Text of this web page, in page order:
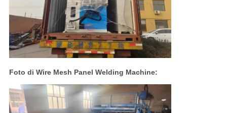
Foto di Wire Mesh Panel Welding Machine: